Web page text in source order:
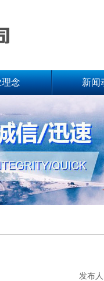
念 新闻
发布